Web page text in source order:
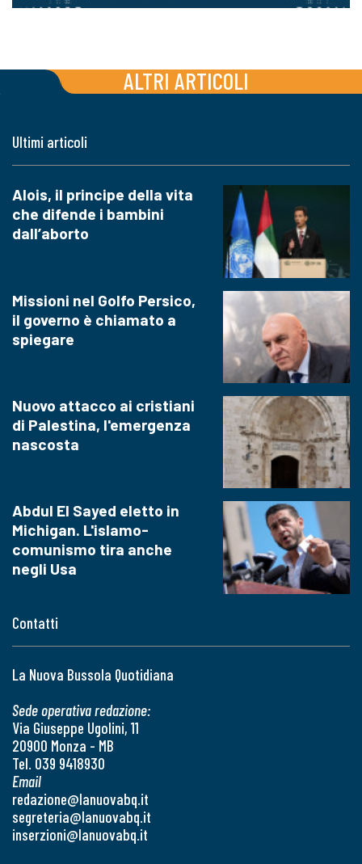
ALTRI ARTICOLI
Contatti
La Nuova Bussola Quotidiana
Sede operativa redazione:
Via Giuseppe Ugolini, 11
20900 Monza - MB
Tel. 039 9418930
Email
redazione@lanuovabq.it
segreteria@lanuovabq.it
inserzioni@lanuovabq.it
Ultimi articoli
Alois, il principe della vita
che difende i bambini
dall’aborto
Missioni nel Golfo Persico,
il governo è chiamato a
spiegare
Nuovo attacco ai cristiani
di Palestina, l'emergenza
nascosta
Abdul El Sayed eletto in
Michigan. L'islamo-
comunismo tira anche
negli Usa